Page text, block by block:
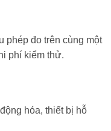
phép đo trên cùng một
phí kiểm thử.
hóa, thiết bị hỗ